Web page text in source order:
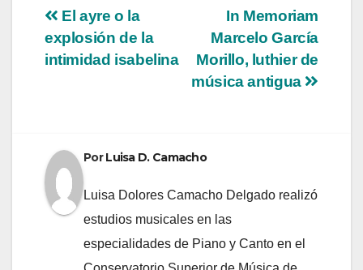
Navegación
de
In Memoriam
Marcelo García
Morillo, luthier de
música antigua
El ayre o la
explosión de la
intimidad isabelina
PorLuisa D. Camacho
Luisa Dolores Camacho Delgado realizó
estudios musicales en las
especialidades de Piano y Canto en el